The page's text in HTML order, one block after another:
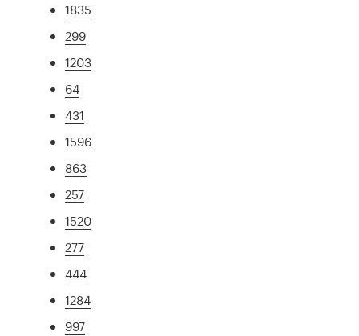
1835
299
1203
64
431
1596
863
257
1520
277
444
1284
997